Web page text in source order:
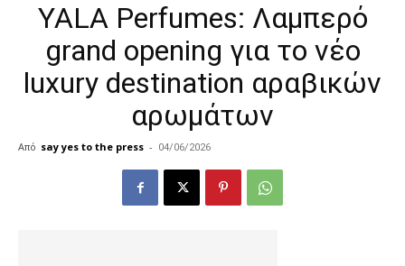
YALA Perfumes: Λαμπερό
grand opening για το νέο
luxury destination αραβικών
αρωμάτων
Από say yes to the press - 04/06/2026